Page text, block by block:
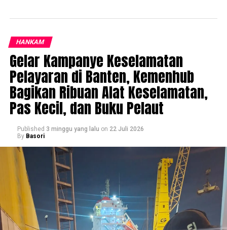
HANKAM
Gelar Kampanye Keselamatan
Pelayaran di Banten, Kemenhub
Bagikan Ribuan Alat Keselamatan,
Pas Kecil, dan Buku Pelaut
Published 3 minggu yang lalu on 22 Juli 2026
By Basori